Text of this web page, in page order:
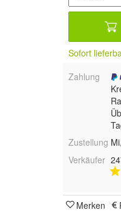
Sofort
Zahlung
Zustellung
Verkäufer
Merken